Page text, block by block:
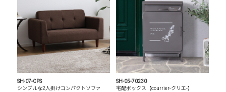
SH-07-CPS
シンプルな2人掛けコンパクトソファ
SH-05-70230
宅配ボックス【courrier-クリエ-】